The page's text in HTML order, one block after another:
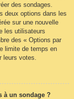
des sondages.
deux options dans les
sur une nouvelle
les utilisateurs
des « Options par
limite de temps en
leurs votes.
à un sondage ?